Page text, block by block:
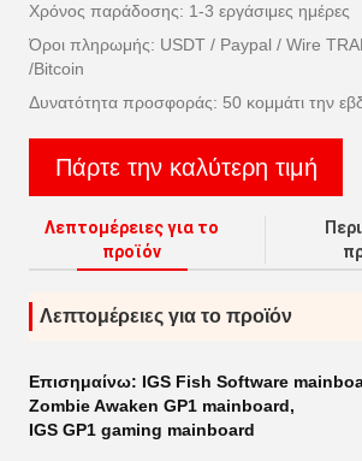
Χρόνος παράδοσης: 1-3 εργάσιμες ημέρες
Όροι πληρωμής: USDT / Paypal / Wire
/Bitcoin
Δυνατότητα προσφοράς: 50 κομμάτι την
Πάρτε την καλύτερη τιμή
Λεπτομέρειες για το
προϊόν
Λεπτομέρειες για το προϊόν
Επισημαίνω: IGS Fish Software
Zombie Awaken GP1 mainboard,
IGS GP1 gaming mainboard